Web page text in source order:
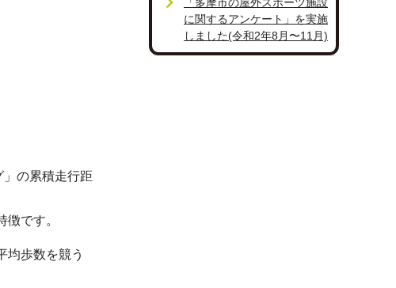
の累積走行距
です。
均歩数を競う
に関するアンケート」を実施
しました(令和2年8月〜11月)